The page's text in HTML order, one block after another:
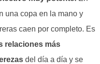
una copa en la mano y
caen por completo. Es
relaciones más
del día a día y se